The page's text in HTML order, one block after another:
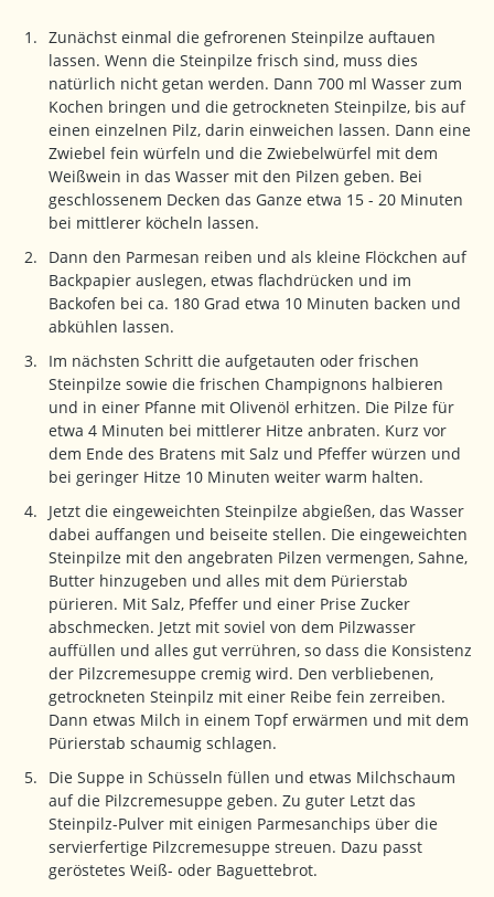
Zunächst einmal die gefrorenen Steinpilze auftauen
lassen. Wenn die Steinpilze frisch sind, muss dies
natürlich nicht getan werden. Dann 700 ml Wasser zum
Kochen bringen und die getrockneten Steinpilze, bis auf
einen einzelnen Pilz, darin einweichen lassen. Dann eine
Zwiebel fein würfeln und die Zwiebelwürfel mit dem
Weißwein in das Wasser mit den Pilzen geben. Bei
geschlossenem Decken das Ganze etwa 15 - 20 Minuten
bei mittlerer köcheln lassen.
Dann den Parmesan reiben und als kleine Flöckchen auf
Backpapier auslegen, etwas flachdrücken und im
Backofen bei ca. 180 Grad etwa 10 Minuten backen und
abkühlen lassen.
Im nächsten Schritt die aufgetauten oder frischen
Steinpilze sowie die frischen Champignons halbieren
und in einer Pfanne mit Olivenöl erhitzen. Die Pilze für
etwa 4 Minuten bei mittlerer Hitze anbraten. Kurz vor
dem Ende des Bratens mit Salz und Pfeffer würzen und
bei geringer Hitze 10 Minuten weiter warm halten.
Jetzt die eingeweichten Steinpilze abgießen, das Wasser
dabei auffangen und beiseite stellen. Die eingeweichten
Steinpilze mit den angebraten Pilzen vermengen, Sahne,
Butter hinzugeben und alles mit dem Pürierstab
pürieren. Mit Salz, Pfeffer und einer Prise Zucker
abschmecken. Jetzt mit soviel von dem Pilzwasser
auffüllen und alles gut verrühren, so dass die Konsistenz
der Pilzcremesuppe cremig wird. Den verbliebenen,
getrockneten Steinpilz mit einer Reibe fein zerreiben.
Dann etwas Milch in einem Topf erwärmen und mit dem
Pürierstab schaumig schlagen.
Die Suppe in Schüsseln füllen und etwas Milchschaum
auf die Pilzcremesuppe geben. Zu guter Letzt das
Steinpilz-Pulver mit einigen Parmesanchips über die
servierfertige Pilzcremesuppe streuen. Dazu passt
geröstetes Weiß- oder Baguettebrot.